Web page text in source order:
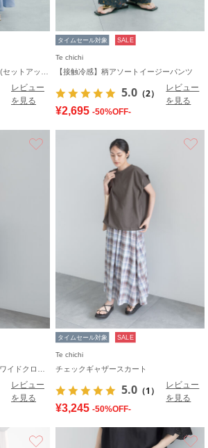
レビュー
を見る
タイムセール対象 SALE
Te chichi
【接触冷感】柄アソートイージーパンツ
5.0 （2）
レビュー
を見る
¥2,695 -50%OFF-
レビュー
を見る
タイムセール対象 SALE
Te chichi
チェックギャザースカート
5.0 （1）
レビュー
を見る
¥3,245 -50%OFF-